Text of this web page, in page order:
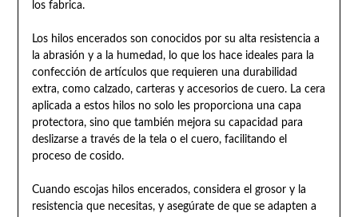
los fabrica.
Los hilos encerados son conocidos por su alta resistencia a
la abrasión y a la humedad, lo que los hace ideales para la
confección de artículos que requieren una durabilidad
extra, como calzado, carteras y accesorios de cuero. La cera
aplicada a estos hilos no solo les proporciona una capa
protectora, sino que también mejora su capacidad para
deslizarse a través de la tela o el cuero, facilitando el
proceso de cosido.
Cuando escojas hilos encerados, considera el grosor y la
resistencia que necesitas, y asegúrate de que se adapten a